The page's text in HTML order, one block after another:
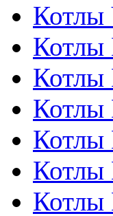
Котлы
Котлы
Котлы
Котлы
Котлы
Котлы
Котлы